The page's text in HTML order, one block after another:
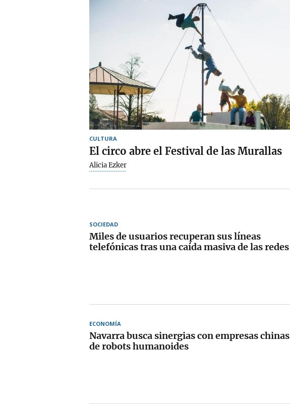
CULTURA
El circo abre el Festival de las Murallas
Alicia Ezker
SOCIEDAD
Miles de usuarios recuperan sus líneas
telefónicas tras una caída masiva de las redes
ECONOMÍA
Navarra busca sinergias con empresas chinas
de robots humanoides